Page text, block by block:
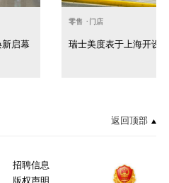
启幕
零售 · 门店
瑞士美度表于上海开设
返回顶部
招聘信息